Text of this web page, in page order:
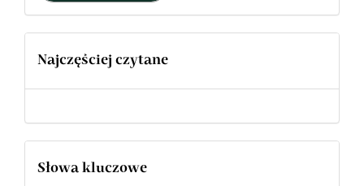
Najczęściej czytane
Słowa kluczowe